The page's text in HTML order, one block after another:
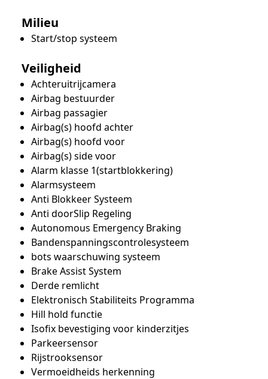
Milieu
Start/stop systeem
Veiligheid
Achteruitrijcamera
Airbag bestuurder
Airbag passagier
Airbag(s) hoofd achter
Airbag(s) hoofd voor
Airbag(s) side voor
Alarm klasse 1(startblokkering)
Alarmsysteem
Anti Blokkeer Systeem
Anti doorSlip Regeling
Autonomous Emergency Braking
Bandenspanningscontrolesysteem
bots waarschuwing systeem
Brake Assist System
Derde remlicht
Elektronisch Stabiliteits Programma
Hill hold functie
Isofix bevestiging voor kinderzitjes
Parkeersensor
Rijstrooksensor
Vermoeidheids herkenning